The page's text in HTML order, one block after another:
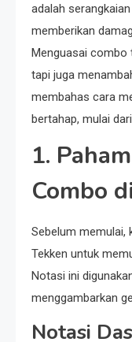
adalah
memberikan
Menguasai combo
tapi juga
membahas cara
bertahap, mulai
1.
Combo
Sebelum memulai,
Tekken untuk
Notasi ini
menggambarkan
Notasi